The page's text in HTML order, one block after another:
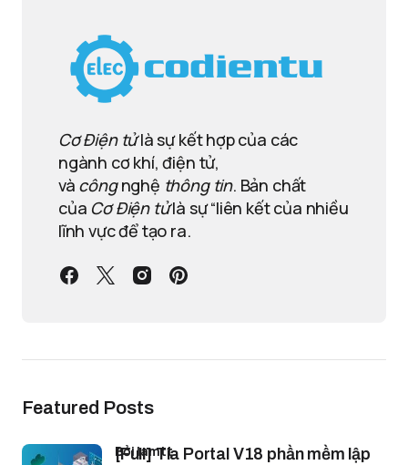
Cơ Điện tửlà sự kết hợp của các
ngành cơ khí, điện tử,
và côngnghệ thông tin. Bản chất
của Cơ Điện tửlà sự “liên kết của nhiều
lĩnh vực để tạo ra.
Featured Posts
[Full] Tia Portal V18 phần mềm lập
bởi lamtt